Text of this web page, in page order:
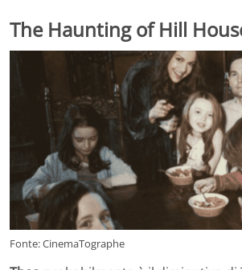
The Haunting of Hill
Fonte: CinemaTographe